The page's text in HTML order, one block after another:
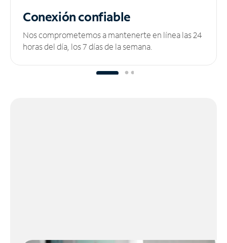
Conexión confiable
Nos comprometemos a mantenerte en línea las 24
horas del día, los 7 días de la semana.